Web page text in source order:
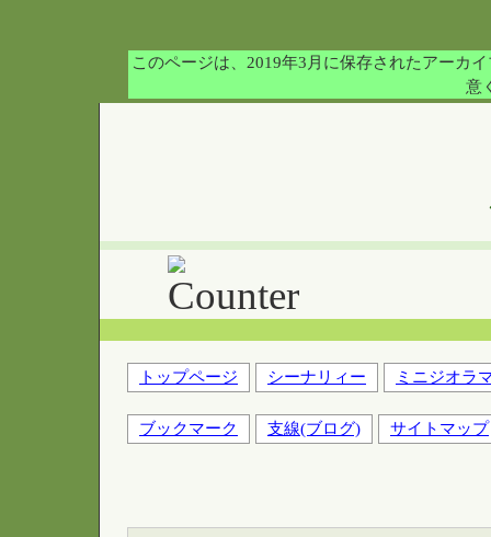
このページは、2019年3月に保存されたアーカ
意
トップページ シーナリィー ミニジオラ
ブックマーク 支線(ブログ) サイトマップ